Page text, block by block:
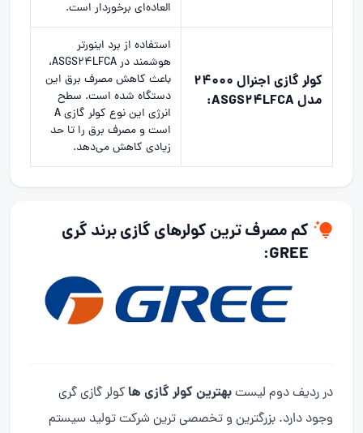
العاده‌ای برخوردار است.
کولر گازی اجنرال 24000
مدل ASGS24LFCA:
استفاده از برد اینورتر
هوشمند در ASGS24LFCA،
باعث کاهش مصرف برق این
دستگاه شده است. سطح
انرژی این نوع کولر گازی A
است و مصرف برق را تا حد
زیادی کاهش می‌دهد.
کم مصرف ترین کولرهای گازی برند گری
GREE:
در ردیف دوم لیستبهترین کولر گازی ها کولر گازی گری
وجود دارد. بزرگترین و تخصصی ترین شرکت تولید سیستم